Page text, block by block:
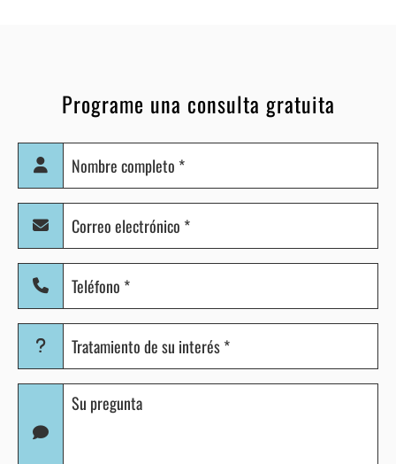
Programe una consulta gratuita
Nombre
completo
(Obligatorio)
Correo
electrónico
(Obligatorio)
Teléfono
(Obligatorio)
Tratamiento
su
(Obligatorio)
Pregunta